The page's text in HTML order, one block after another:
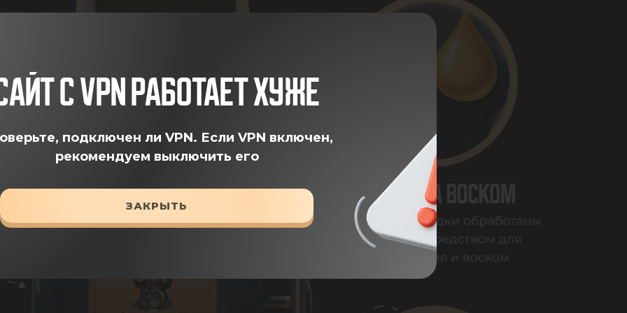
С VPN РАБОТАЕТ ХУЖЕ
подключен ли VPN. Если VPN включен,
рекомендуем выключить его
ЗАКРЫТЬ